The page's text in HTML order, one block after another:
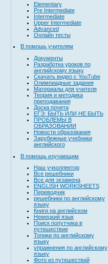
Elementary
Pre Intermediate
Intermediate
Upper Intermediate
Advanced
Онлайн тесты
В помощь учителям
Документы
Разработка уроков по
английскому языку
Скачать видео с YouTube
Олимпиадные задания
Материалы для учителя
Теория и методика
преподавания
Доска почета
ЕГЭ: БЫТЬ ИЛИ НЕ БЫТЬ
ПРОБЛЕМЫ В
ОБРАЗОВАНИИ
Новости образования
Зарубежные учебники
английского
В помощь изучающим
Наш учколлектор
Все решебники
Все для экзамена
ENGLISH WORKSHEETS
Переводчик
решебники по английскому
языку
Книги на английском
Немецкий язык
Поиск попутчика в
путешествие
Топики по английскому
языку
упражнения по английскому
языку
Фото из путешествий